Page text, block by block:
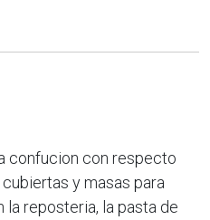
confucion con respecto
y masas para
la reposteria, la pasta de